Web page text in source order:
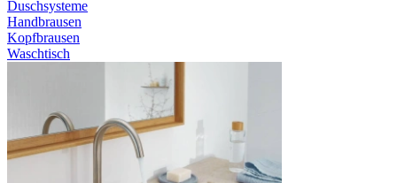
Duschsysteme
Handbrausen
Kopfbrausen
Waschtisch